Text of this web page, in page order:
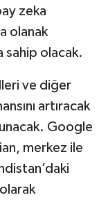
zeka
olanak
sahip olacak.
ve diğer
artıracak
Google
merkez ile